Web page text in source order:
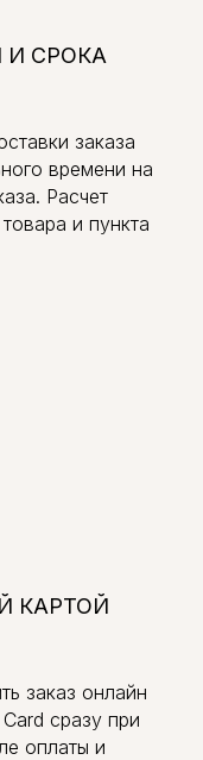
И СРОКА
заказа
времени на
Расчет
и пункта
КАРТОЙ
заказ онлайн
сразу при
оплаты и